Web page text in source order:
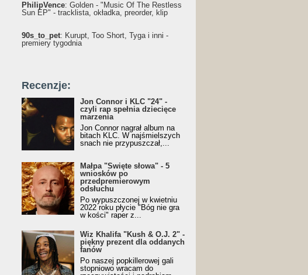
PhilipVence: Golden - "Music Of The Restless
Sun EP" - tracklista, okładka, preorder, klip
90s_to_pet: Kurupt, Too Short, Tyga i inni -
premiery tygodnia
Recenzje:
Jon Connor i KLC "24" -
czyli rap spełnia dziecięce
marzenia
Jon Connor nagrał album na
bitach KLC. W najśmielszych
snach nie przypuszczał,...
Małpa "Święte słowa" - 5
wniosków po
przedpremierowym
odsłuchu
Po wypuszczonej w kwietniu
2022 roku płycie "Bóg nie gra
w kości" raper z...
Wiz Khalifa "Kush & O.J. 2" -
piękny prezent dla oddanych
fanów
Po naszej popkillerowej gali
stopniowo wracam do